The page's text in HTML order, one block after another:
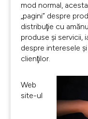
mod normal,
„pagini” despre
distribuţie cu
produse şi servicii,
despre interesele
clienţilor.
Web
site-ul